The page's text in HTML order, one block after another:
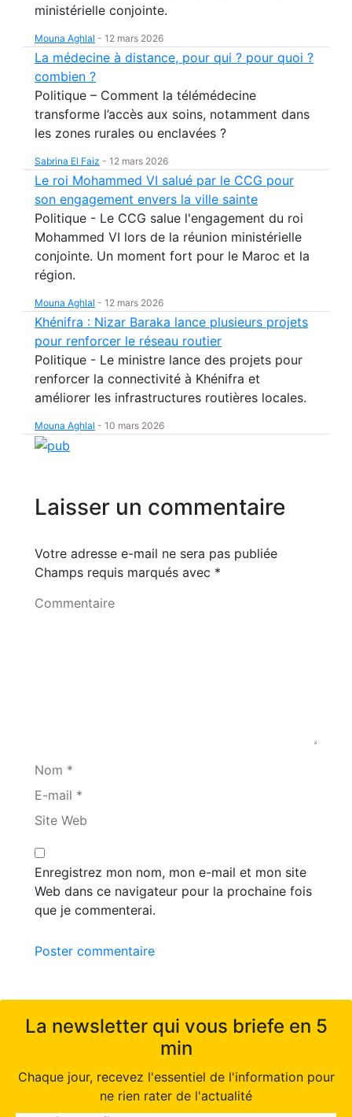
ministérielle conjointe.
Mouna Aghlal - 12 mars 2026
La médecine à distance, pour qui ? pour quoi ?
combien ?
Politique – Comment la télémédecine
transforme l’accès aux soins, notamment dans
les zones rurales ou enclavées ?
Sabrina El Faiz - 12 mars 2026
Le roi Mohammed VI salué par le CCG pour
son engagement envers la ville sainte
Politique - Le CCG salue l'engagement du roi
Mohammed VI lors de la réunion ministérielle
conjointe. Un moment fort pour le Maroc et la
région.
Mouna Aghlal - 12 mars 2026
Khénifra : Nizar Baraka lance plusieurs projets
pour renforcer le réseau routier
Politique - Le ministre lance des projets pour
renforcer la connectivité à Khénifra et
améliorer les infrastructures routières locales.
Mouna Aghlal - 10 mars 2026
Laisser un commentaire
Votre adresse e-mail ne sera pas publiée
Champs requis marqués avec *
Commentaire
Nom *
E-mail *
Site Web
Enregistrez mon nom, mon e-mail et mon site
Web dans ce navigateur pour la prochaine fois
que je commenterai.
Poster commentaire
La newsletter qui vous briefe en 5
min
Chaque jour, recevez l'essentiel de l'information pour
ne rien rater de l'actualité